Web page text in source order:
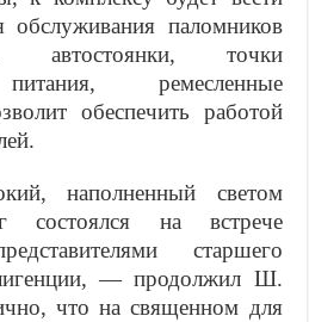
паломников
автостоянки, точ­ки
ремесленные
обеспечить работой
светом
со­стоялся на встрече
старшего
— продолжил Ш.
что на священном для